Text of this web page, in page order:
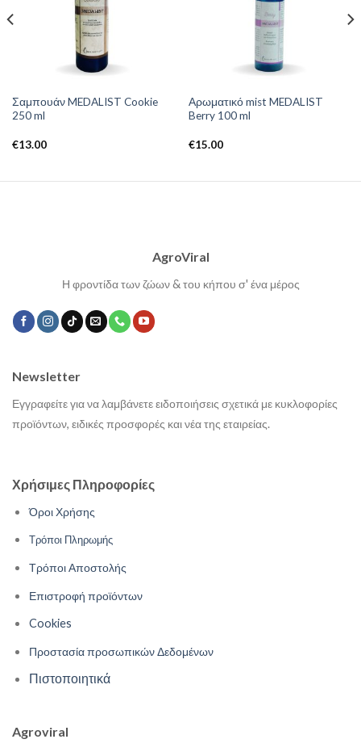
Σαμπουάν MEDALIST Cookie
250 ml
€13.00
Αρωματικό mist MEDALIST
Berry 100 ml
€15.00
AgroViral
Η φροντίδα των ζώων & του κήπου σ' ένα μέρος
Χρήσιμες Πληροφορίες
Όροι Χρήσης
Τρόποι Πληρωμής
Τρόποι Αποστολής
Επιστροφή προϊόντων
Cookies
Προστασία προσωπικών Δεδομένων
Πιστοποιητικά
Agroviral
Newsletter
Εγγραφείτε για να λαμβάνετε ειδοποιήσεις σχετικά με κυκλοφορίες
προϊόντων, ειδικές προσφορές και νέα της εταιρείας.